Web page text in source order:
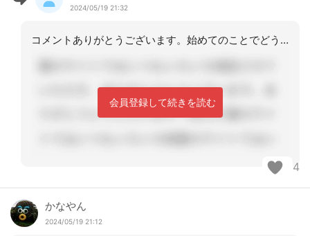
2024/05/19 21:32
コメントありがとうございます。始めてのことでどう受け止めていいか分からず質問して
会員登録して続きを読む
4
かなやん
2024/05/19 21:12